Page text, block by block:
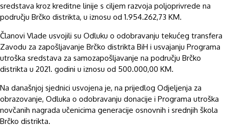
sredstava kroz kreditne linije s ciljem razvoja poljoprivrede na
području Brčko distrikta, u iznosu od 1.954.262,73 KM.
Članovi Vlade usvojili su Odluku o odobravanju tekućeg transfera
Zavodu za zapošljavanje Brčko distrikta BiH i usvajanju Programa
utroška sredstava za samozapošljavanje na području Brčko
distrikta u 2021. godini u iznosu od 500.000,00 KM.
Na današnjoj sjednici usvojena je, na prijedlog Odjeljenja za
obrazovanje, Odluka o odobravanju donacije i Programa utroška
novčanih nagrada učenicima generacije osnovnih i srednjih škola
Brčko distrikta.